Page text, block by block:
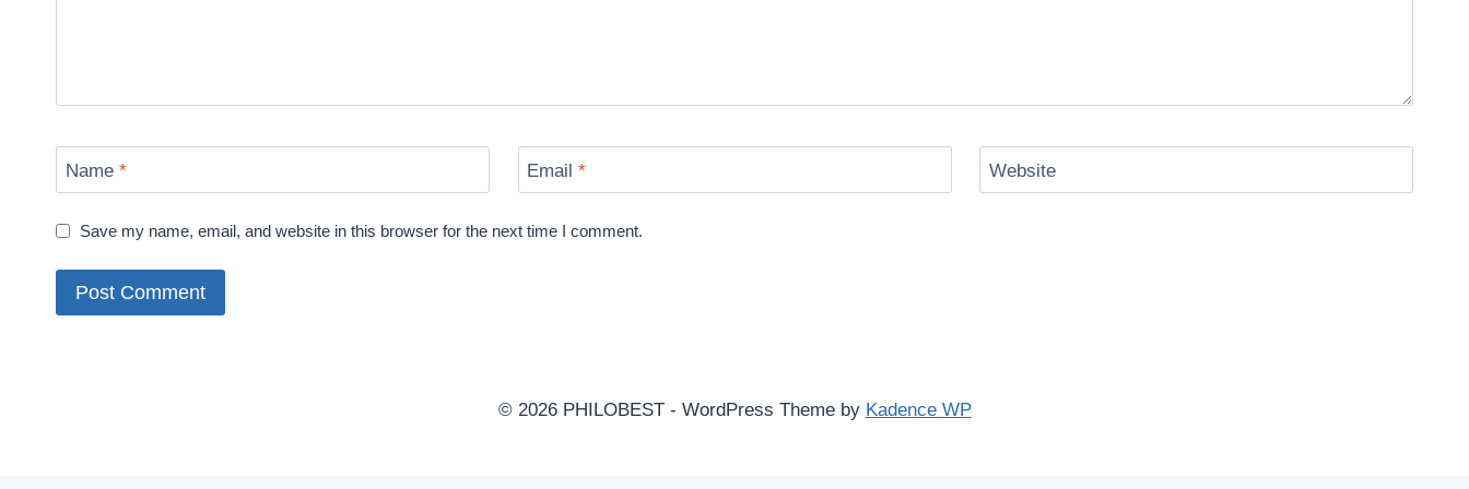
Name * Email * Website
Save my name, email, and website in this browser for the next time I comment.
© 2026 PHILOBEST - WordPress Theme by Kadence WP